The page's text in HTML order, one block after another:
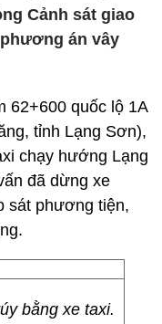
Cảnh sát giao
án vây
62+600 quốc lộ 1A
tỉnh Lạng Sơn),
chạy hướng Lạng
đã dừng xe
sát phương tiện,
bằng xe taxi.